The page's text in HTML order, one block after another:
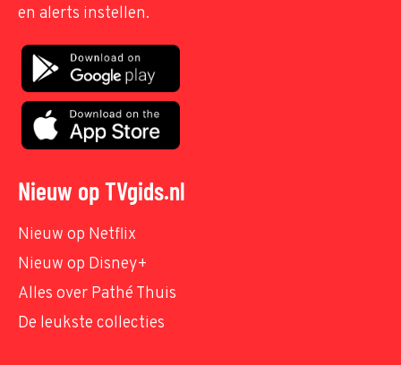
en alerts instellen.
Nieuw op TVgids.nl
Nieuw op Netflix
Nieuw op Disney+
Alles over Pathé Thuis
De leukste collecties